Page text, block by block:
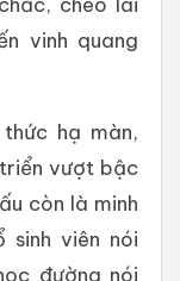
vinh quang
hạ màn,
vượt bậc
còn là minh
sinh viên nói
đường nói